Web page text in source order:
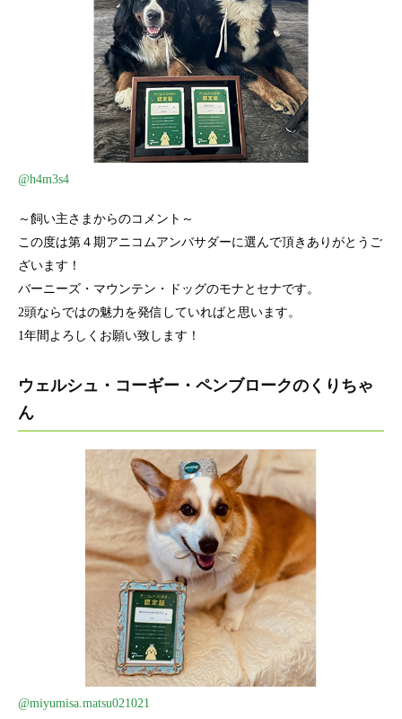
@h4m3s4
～飼い主さまからのコメント～
この度は第４期アニコムアンバサダーに選んで頂きありがとうご
ざいます！
バーニーズ・マウンテン・ドッグのモナとセナです。
2頭ならではの魅力を発信していればと思います。
1年間よろしくお願い致します！
ウェルシュ・コーギー・ペンブロークのくりちゃ
ん
@miyumisa.matsu021021